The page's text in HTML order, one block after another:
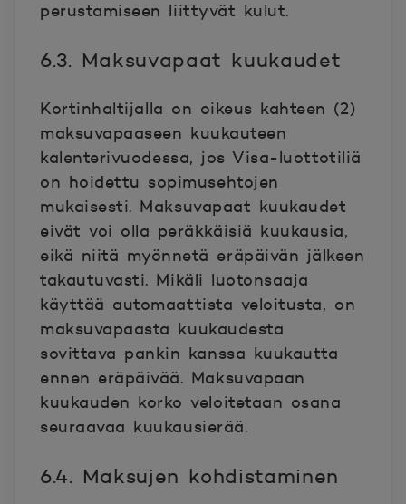
perustamiseen liittyvät kulut.
6.3. Maksuvapaat kuukaudet
Kortinhaltijalla on oikeus kahteen (2)
maksuvapaaseen kuukauteen
kalenterivuodessa, jos Visa-luottotiliä
on hoidettu sopimusehtojen
mukaisesti. Maksuvapaat kuukaudet
eivät voi olla peräkkäisiä kuukausia,
eikä niitä myönnetä eräpäivän jälkeen
takautuvasti. Mikäli luotonsaaja
käyttää automaattista veloitusta, on
maksuvapaasta kuukaudesta
sovittava pankin kanssa kuukautta
ennen eräpäivää. Maksuvapaan
kuukauden korko veloitetaan osana
seuraavaa kuukausierää.
6.4. Maksujen kohdistaminen